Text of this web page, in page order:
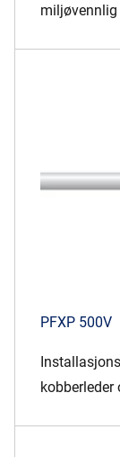
PFXP 500V
kobberleder